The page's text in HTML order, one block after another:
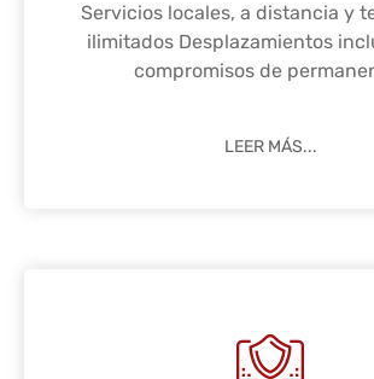
Servicios locales, a distancia y
ilimitados Desplazamientos
compromisos de
LEER MÁS...